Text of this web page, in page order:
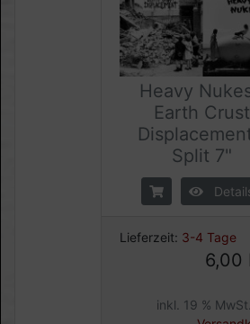
Heavy
Earth Crust
Split 7"
Lieferzeit: 3-4 Tage
6,00
inkl. 19 %